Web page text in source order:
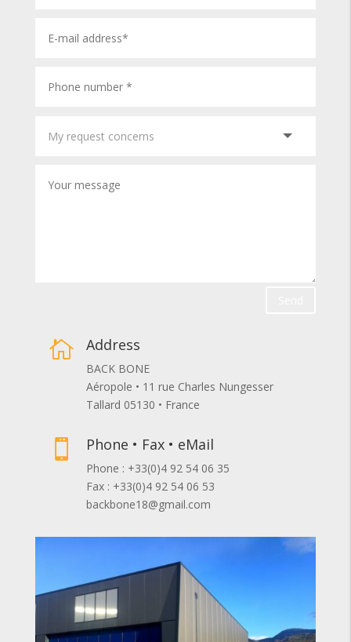
 Address
BACK BONE
Aéropole • 11 rue Charles Nungesser
Tallard 05130 • France
 Phone • Fax • eMail
Phone : +33(0)4 92 54 06 35
Fax : +33(0)4 92 54 06 53
backbone18@gmail.com